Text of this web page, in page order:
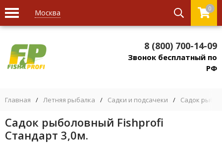
Москва 0
8 (800) 700-14-09
Звонок бесплатный по
РФ
Главная / Летняя рыбалка / Садки и подсачеки / Садок
Садок рыболовный Fishprofi
Стандарт 3,0м.